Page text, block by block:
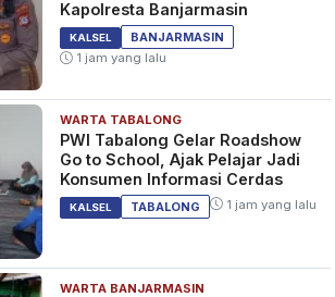
Kapolresta Banjarmasin
KALSEL
BANJARMASIN
1 jam yang lalu
WARTA TABALONG
PWI Tabalong Gelar Roadshow
Go to School, Ajak Pelajar Jadi
Konsumen Informasi Cerdas
KALSEL TABALONG 1 jam yang lalu
WARTA BANJARMASIN